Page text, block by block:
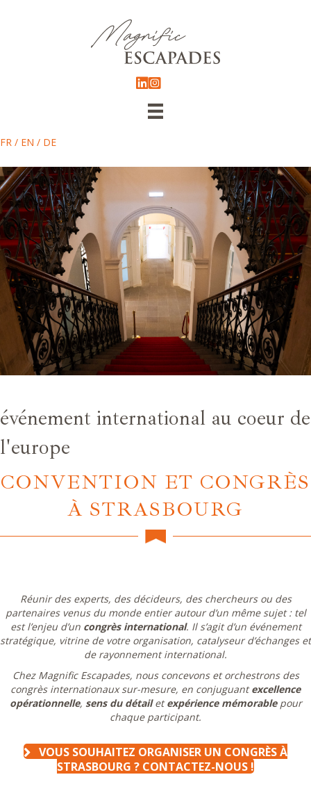
FR / EN / DE
événement international au coeur de
l'europe
CONVENTION ET CONGRÈS
À STRASBOURG
Réunir des experts, des décideurs, des chercheurs ou des
partenaires venus du monde entier autour d’un même sujet : tel
est l’enjeu d’un congrès international. Il s’agit d’un événement
stratégique, vitrine de votre organisation, catalyseur d’échanges et
de rayonnement international.
Chez Magnific Escapades, nous concevons et orchestrons des
congrès internationaux sur-mesure, en conjuguantexcellence
opérationnelle, sens du détailetexpérience mémorablepour
chaque participant.
VOUS SOUHAITEZ ORGANISER UN CONGRÈS À
STRASBOURG ? CONTACTEZ-NOUS !